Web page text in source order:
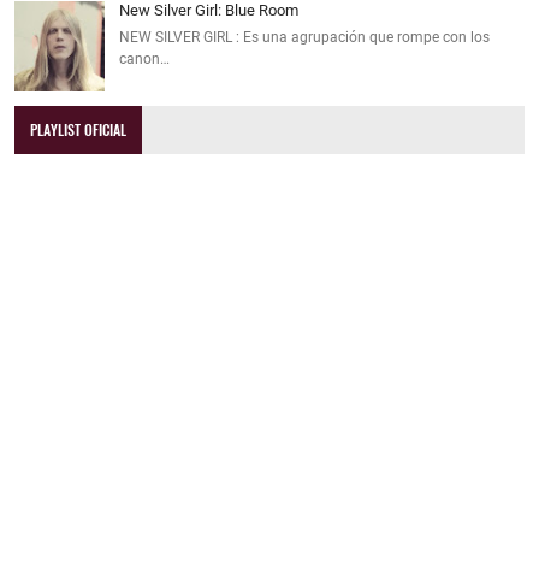
New Silver Girl: Blue Room
NEW SILVER GIRL : Es una agrupación que rompe con los
canon…
PLAYLIST OFICIAL